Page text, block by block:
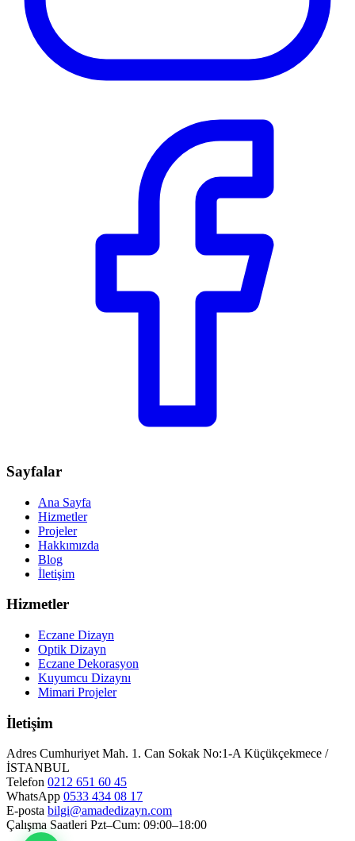
Sayfalar
Ana Sayfa
Hizmetler
Projeler
Hakkımızda
Blog
İletişim
Hizmetler
Eczane Dizayn
Optik Dizayn
Eczane Dekorasyon
Kuyumcu Dizaynı
Mimari Projeler
İletişim
Adres Cumhuriyet Mah. 1. Can Sokak No:1-A Küçükçekmece /
İSTANBUL
Telefon 0212 651 60 45
WhatsApp 0533 434 08 17
E-posta bilgi@amadedizayn.com
Çalışma Saatleri Pzt–Cum: 09:00–18:00